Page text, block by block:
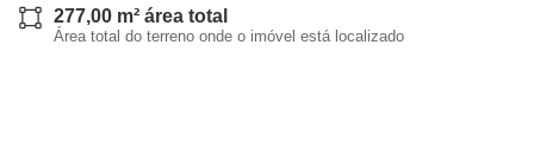
277,00 m² área total
Área total do terreno onde o imóvel está localizado